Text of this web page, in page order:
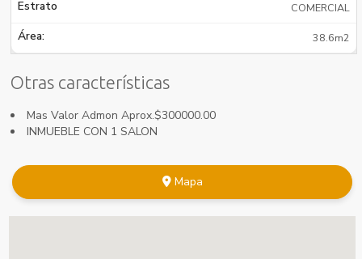
Estrato COMERCIAL
Área: 38.6m2
Otras características
Mas Valor Admon Aprox.$300000.00
INMUEBLE CON 1 SALON
Mapa